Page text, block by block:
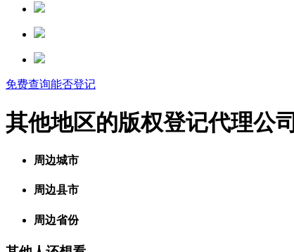
免费查询能否登记
其他地区的版权登记代理公司
周边城市
周边县市
周边省份